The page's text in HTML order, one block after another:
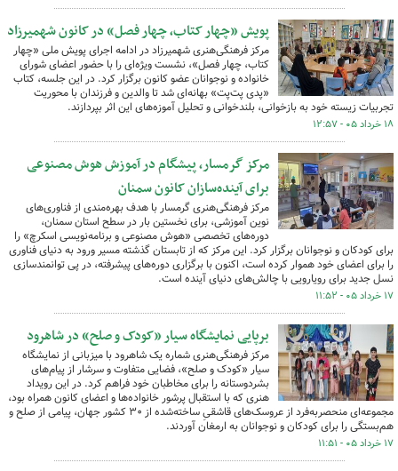
پویش «چهار کتاب، چهار فصل» در کانون شهمیرزاد
مرکز فرهنگی‌هنری شهمیرزاد در ادامه اجرای پویش ملی «چهار
کتاب، چهار فصل»، نشست ویژه‌ای را با حضور اعضای شورای
خانواده و نوجوانان عضو کانون برگزار کرد. در این جلسه، کتاب
«پدی پت‌پت» بهانه‌ای شد تا والدین و فرزندان با محوریت
تجربیات زیسته خود به بازخوانی، بلندخوانی و تحلیل آموزه‌های این اثر بپردازند.
۱۸ خرداد ۰۵ - ۱۲:۵۷
مرکز گرمسار، پیشگام در آموزش هوش مصنوعی
برای آینده‌سازان کانون سمنان
مرکز فرهنگی‌هنری گرمسار با هدف بهره‌مندی از فناوری‌های
نوین آموزشی، برای نخستین بار در سطح استان سمنان،
دوره‌های تخصصی «هوش مصنوعی و برنامه‌نویسی اسکرچ» را
برای کودکان و نوجوانان برگزار کرد. این مرکز که از تابستان گذشته مسیر ورود به دنیای فناوری
را برای اعضای خود هموار کرده است، اکنون با برگزاری دوره‌های پیشرفته، در پی توانمندسازی
نسل جدید برای رویارویی با چالش‌های دنیای آینده است.
۱۷ خرداد ۰۵ - ۱۱:۵۲
برپایی نمایشگاه سیار «کودک و صلح» در شاهرود
مرکز فرهنگی‌هنری شماره یک شاهرود با میزبانی از نمایشگاه
سیار «کودک و صلح»، فضایی متفاوت و سرشار از پیام‌های
بشردوستانه را برای مخاطبان خود فراهم کرد. در این رویداد
هنری که با استقبال پرشور خانواده‌ها و اعضای کانون همراه بود،
مجموعه‌ای منحصربه‌فرد از عروسک‌های قاشقیِ ساخته‌شده از ۳۰ کشور جهان، پیامی از صلح و
هم‌بستگی را برای کودکان و نوجوانان به ارمغان آوردند.
۱۷ خرداد ۰۵ - ۱۱:۵۱